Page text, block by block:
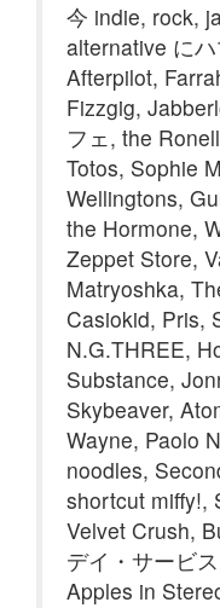
今 indie, rock,
alternative にハ
Afterpilot,
Fizzgig,
フェ, the
Totos, Sophie
Wellingtons,
the Hormone,
Zeppet Store,
Matryoshka,
Casiokid, Pris,
N.G.THREE,
Substance,
Skybeaver,
Wayne, Paolo
noodles,
shortcut miffy!,
Velvet Crush,
デイ・サービ
Apples in